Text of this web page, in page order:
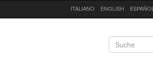
ITALIANO ENGLISH ESPAÑOL